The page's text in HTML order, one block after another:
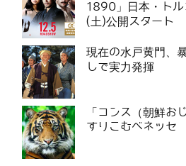
1890」日本・ト
(土)公開スタート
現在の水戸黄門、
しで実力発揮
「コンス（朝鮮お
すりこむベネッセ